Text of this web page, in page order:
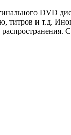
DVD
титров и т.д.